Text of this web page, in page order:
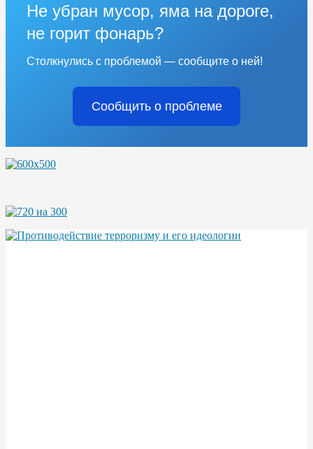
Не убран мусор, яма на дороге,
не горит фонарь?
Столкнулись с проблемой — сообщите о ней!
Сообщить о проблеме